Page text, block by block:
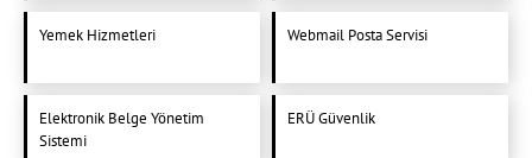
Yemek Hizmetleri Webmail Posta Servisi
Elektronik Belge Yönetim
Sistemi
ERÜ Güvenlik